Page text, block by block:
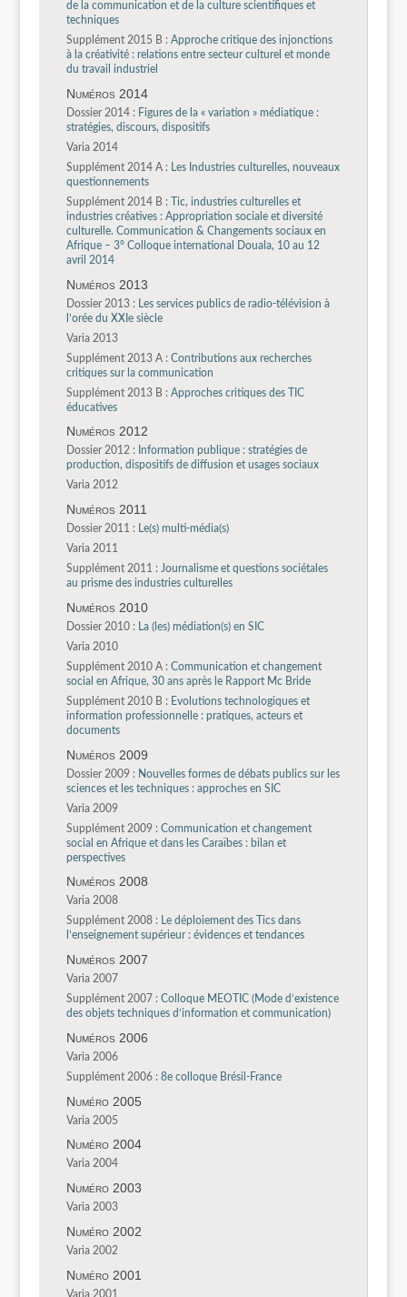
de la communication et de la culture scientifiques et
techniques
Supplément 2015 B : Approche critique des injonctions
à la créativité : relations entre secteur culturel et monde
du travail industriel
Numéros 2014
Dossier 2014 : Figures de la « variation » médiatique :
stratégies, discours, dispositifs
Varia 2014
Supplément 2014 A : Les Industries culturelles, nouveaux
questionnements
Supplément 2014 B : Tic, industries culturelles et
industries créatives : Appropriation sociale et diversité
culturelle. Communication & Changements sociaux en
Afrique – 3° Colloque international Douala, 10 au 12
avril 2014
Numéros 2013
Dossier 2013 : Les services publics de radio-télévision à
l’orée du XXIe siècle
Varia 2013
Supplément 2013 A : Contributions aux recherches
critiques sur la communication
Supplément 2013 B : Approches critiques des TIC
éducatives
Numéros 2012
Dossier 2012 : Information publique : stratégies de
production, dispositifs de diffusion et usages sociaux
Varia 2012
Numéros 2011
Dossier 2011 : Le(s) multi-média(s)
Varia 2011
Supplément 2011 : Journalisme et questions sociétales
au prisme des industries culturelles
Numéros 2010
Dossier 2010 : La (les) médiation(s) en SIC
Varia 2010
Supplément 2010 A : Communication et changement
social en Afrique, 30 ans après le Rapport Mc Bride
Supplément 2010 B : Evolutions technologiques et
information professionnelle : pratiques, acteurs et
documents
Numéros 2009
Dossier 2009 : Nouvelles formes de débats publics sur les
sciences et les techniques : approches en SIC
Varia 2009
Supplément 2009 : Communication et changement
social en Afrique et dans les Caraïbes : bilan et
perspectives
Numéros 2008
Varia 2008
Supplément 2008 : Le déploiement des Tics dans
l’enseignement supérieur : évidences et tendances
Numéros 2007
Varia 2007
Supplément 2007 : Colloque MEOTIC (Mode d’existence
des objets techniques d’information et communication)
Numéros 2006
Varia 2006
Supplément 2006 : 8e colloque Brésil-France
Numéro 2005
Varia 2005
Numéro 2004
Varia 2004
Numéro 2003
Varia 2003
Numéro 2002
Varia 2002
Numéro 2001
Varia 2001